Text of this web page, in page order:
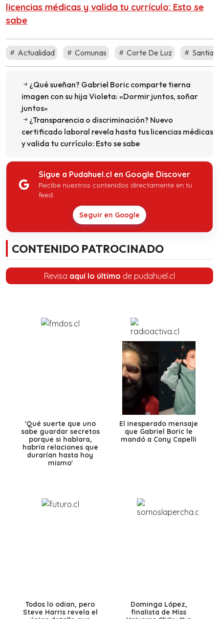
licencias médicas y valida tu currículo: Esto se
sabe
Actualidad Comunas Corte De Luz
¿Qué sueñan? Gabriel Boric comparte tierna
imagen con su hija Violeta: «Dormir juntos, soñar
juntos»
¿Transparencia o discriminación? Nuevo
certificado laboral revela hasta tus licencias médicas
y valida tu currículo: Esto se sabe
Sigue a Pudahuel.cl en Google Discover
Recibe nuestros contenidos directamente en tu
feed.
Seguir en Google
CONTENIDO PATROCINADO
Revisa aquí lo último de pudahuel.cl
'Qué suerte que uno
sabe guardar secretos
porque si hablara,
habría relaciones que
durarían hasta hoy
mismo'
El inesperado mensaje
que Gabriel Boric le
mandó a Cony Capelli
Todos lo odian, pero
Steve Harris revela el
Dominga López,
finalista de Miss